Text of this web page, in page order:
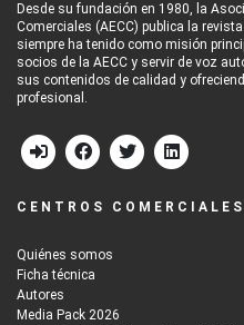
Desde su fundación en 1980, la
Comerciales (AECC) publica la
siempre ha tenido como misión
socios de la AECC y servir de voz
sus contenidos de calidad y
profesional.
CENTROS COMERCIALES
Quiénes somos
Ficha técnica
Autores
Media Pack 2026